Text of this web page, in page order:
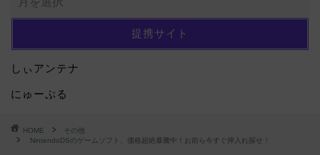
提携サイト
しぃアンテナ
にゅーぷる
HOME
その他
NintendoDSのゲームソフト、価格超絶暴騰中！お前ら今すぐ押入れ探せ！